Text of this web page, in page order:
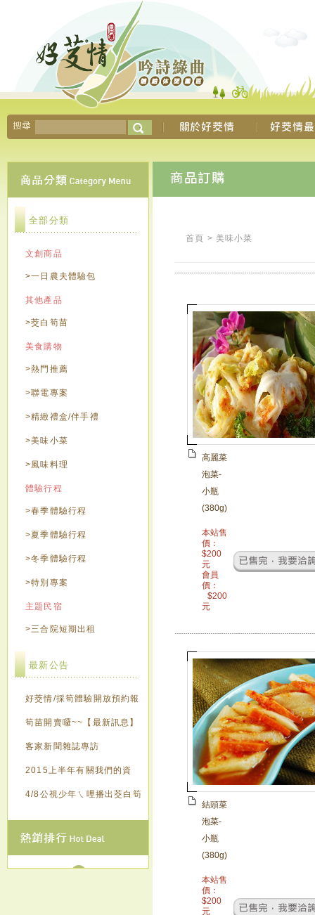
全部分類
文創商品
>一日農夫體驗包
其他產品
>茭白筍苗
美食購物
>熱門推薦
>聯電專案
>精緻禮盒/伴手禮
>美味小菜
>風味料理
體驗行程
>春季體驗行程
>夏季體驗行程
>冬季體驗行程
>特別專案
主題民宿
>三合院短期出租
最新公告
好茭情/採筍體驗開放預約報
名囉~~【最新訊息】
筍苗開賣囉~~【最新訊息】
客家新聞雜誌專訪
2015上半年有關我們的資
訊，歡迎來點閱~~~
4/8公視少年ㄟ哩播出茭白筍
創意造紙
首頁 > 美味小菜
高麗菜
泡菜-
小瓶
(380g)
本站售
價：
$200
元
會員
價：
$200
元
結頭菜
泡菜-
小瓶
(380g)
本站售
價：
$200
元